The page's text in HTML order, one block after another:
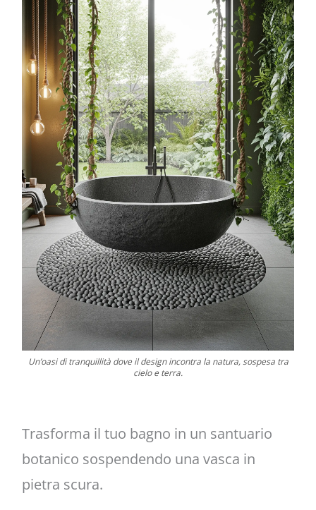
Un’oasi di tranquillità dove il design incontra la natura, sospesa tra
cielo e terra.
Trasforma il tuo bagno in un santuario
botanico sospendendo una vasca in
pietra scura.